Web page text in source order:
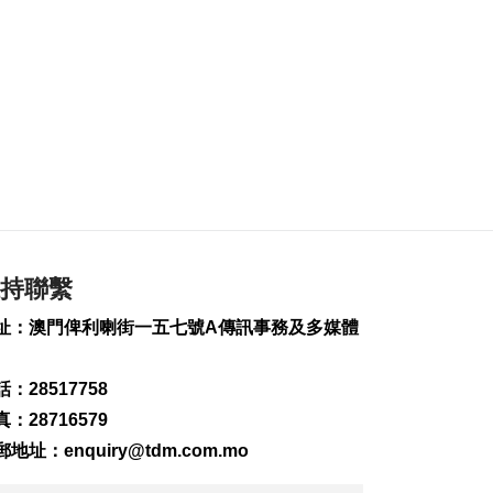
579
0
聯繫
：澳門俾利喇街一五七號A傳訊事務及多媒體
：28517758
：28716579
地址： enquiry@tdm.com.mo